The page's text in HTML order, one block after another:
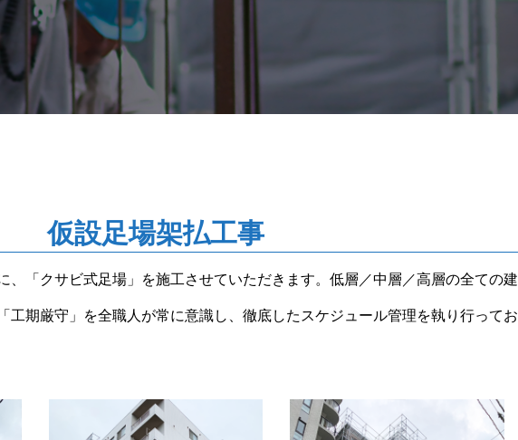
仮設足場架払工事
、「クサビ式足場」を施工させていただきます。低層／中層／高層の全ての建
工期厳守」を全職人が常に意識し、徹底したスケジュール管理を執り行ってお